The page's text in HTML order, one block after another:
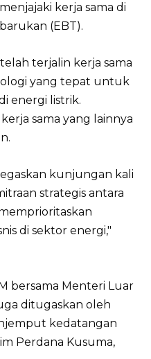
kerja sama di
(EBT).
terjalin kerja sama
yang tepat untuk
energi listrik.
sama yang lainnya
kunjungan kali
strategis antara
di sektor energi,"
bersama Menteri Luar
ditugaskan oleh
kedatangan
Perdana Kusuma,